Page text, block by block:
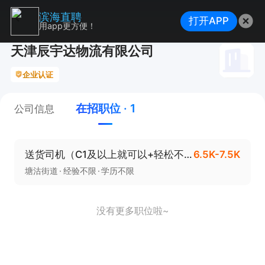
天津辰宇达物流有限公司
企业认证
公司信息 在招职位 · 1
送货司机（C1及以上就可以+轻松不累）6.5K-7.5K
塘沽街道 经验不限 学历不限
没有更多职位啦~
滨海直聘
用app更方便！ 打开APP